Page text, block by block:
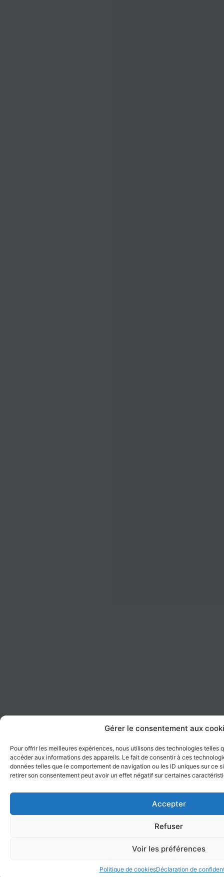
Gérer le consentement aux
Pour offrir les meilleures expériences, nous utilisons des technologies telles
accéder aux informations des appareils. Le fait de consentir à ces
données telles que le comportement de navigation ou les ID uniques sur ce
retirer son consentement peut avoir un effet négatif sur certaines
Accepter
Refuser
Voir les préférences
Politique de cookiesDéclaration de